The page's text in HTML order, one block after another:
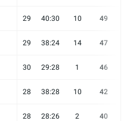
29 40:30 10 49
29 38:24 14 47
30 29:28 1 46
28 38:28 10 42
28 28:26 2 40